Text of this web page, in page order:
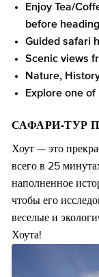
Enjoy Tea/
before
Guided safari
Scenic views
Nature,
Explore one
САФАРИ-ТУР
Хоут — это
всего в 25
наполненное
чтобы его
веселые и
Хоута!